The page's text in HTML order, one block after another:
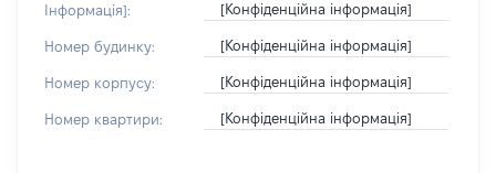
Інформація]:
[Конфіденційна інформація]
Номер будинку: [Конфіденційна інформація]
Номер корпусу: [Конфіденційна інформація]
Номер квартири: [Конфіденційна інформація]